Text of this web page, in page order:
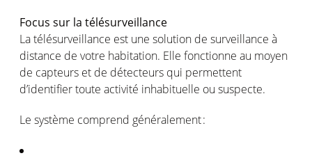
Focus sur la télésurveillance
Latélésurveillance est une solution de surveillance à
distance de votre habitation. Elle fonctionne au moyen
de capteurs et de détecteurs qui permettent
d’identifiertoute activité inhabituelle ou suspecte.
Le système comprend généralement: